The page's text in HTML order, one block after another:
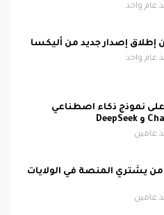
عام واحد
إطلاق إصدار جديد من أليكسا
عام واحد
نموذج ذكاء اصطناعي
عامين
من يشتري المنصة في الولايات
عامين